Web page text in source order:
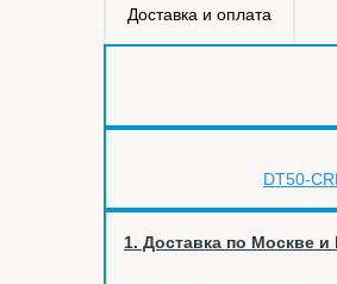
Доставка и оплата
1. Доставка по Москве